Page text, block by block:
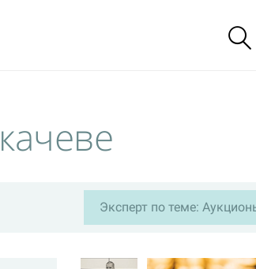
Эксперт по теме: